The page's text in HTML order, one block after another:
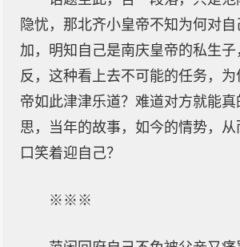
隐忧，那北齐小皇帝不知为何对
加，明知自己是南庆皇帝的私生
反，这种看上去不可能的任务，
帝如此津津乐道？难道对方就能
思，当年的故事，如今的情势，从
口笑着迎自己？
※※※